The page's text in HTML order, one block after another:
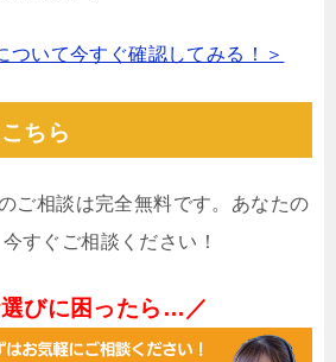
ついて今すぐ確認してみる！＞
ちら
ご相談は完全無料です。あなたの
すぐご相談ください！
びに困ったら…／